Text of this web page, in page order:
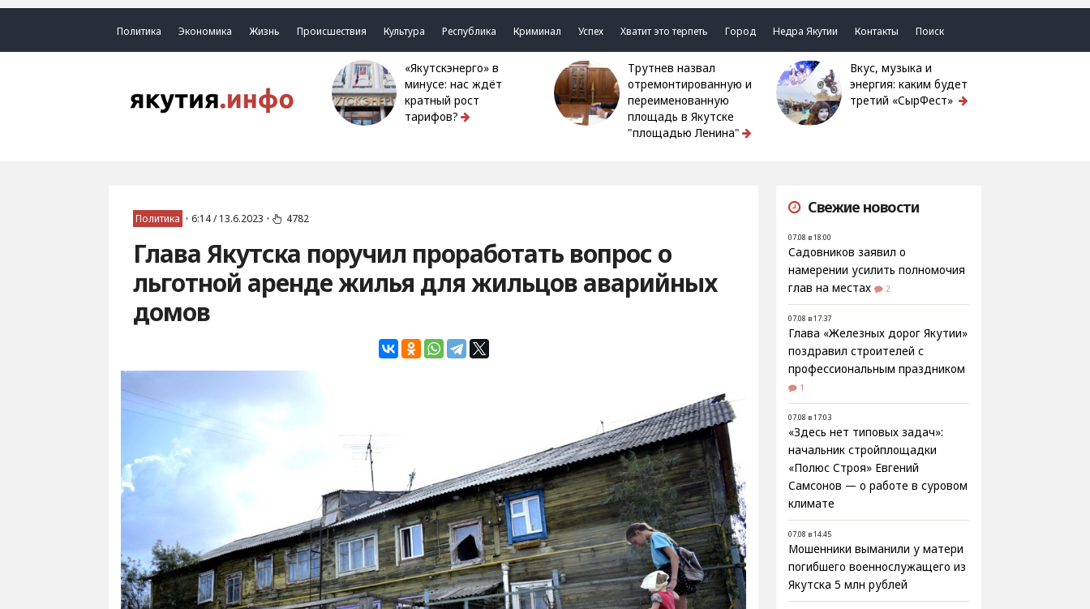
Политика Экономика Жизнь Происшествия Культура Республика Криминал Успех Хватит это терпеть Город Недра Якутии Контакты Поиск
«Якутскэнерго» в
минусе: нас ждёт
кратный рост
тарифов?
Трутнев назвал
отремонтированную и
переименованную
площадь в Якутске
"площадью Ленина"
Вкус, музыка и
энергия: каким будет
третий «СырФест»
Политика • 6:14 / 13.6.2023 • 4782
Глава Якутска поручил проработать вопрос о
льготной аренде жилья для жильцов аварийных
домов
Свежие новости
07.08 в 18:00
Садовников заявил о
намерении усилить полномочия
глав на местах
2
07.08 в 17:37
Глава «Железных дорог Якутии»
поздравил строителей с
профессиональным праздником
1
07.08 в 17:03
«Здесь нет типовых задач»:
начальник стройплощадки
«Полюс Строя» Евгений
Самсонов — о работе в суровом
климате
07.08 в 14:45
Мошенники выманили у матери
погибшего военнослужащего из
Якутска 5 млн рублей